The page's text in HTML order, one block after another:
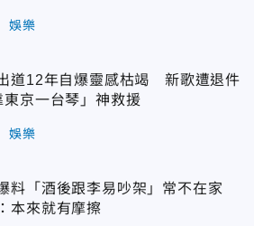
娛樂
道12年自爆靈感枯竭 新歌遭退件
東京一台琴」神救援
娛樂
料「酒後跟李易吵架」常不在家
本來就有摩擦